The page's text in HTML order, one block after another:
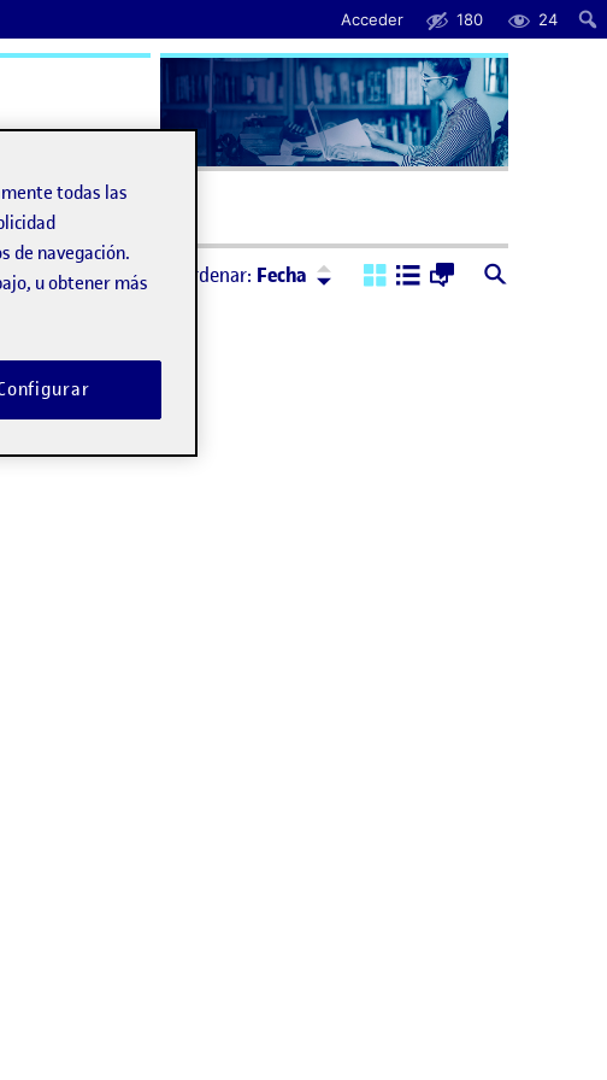
Acceder 180 24
Ayuda
Ordenar: Fecha Ordenar:Descendente
todas las
de navegación.
u obtener más